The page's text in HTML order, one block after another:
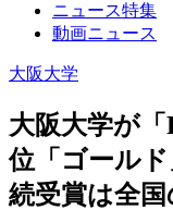
ニュース特集
動画ニュース
大阪大学
大阪大学が
位「ゴール
続受賞は全